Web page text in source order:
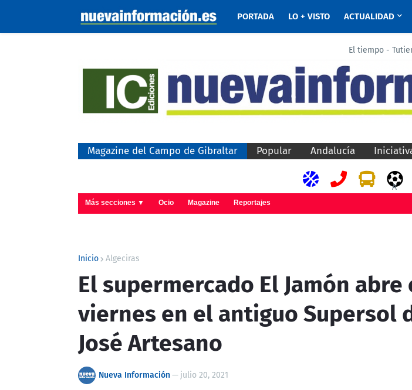
PORTADA LO + VISTO ACTUALIDAD
El tiempo -
Magazine del Campo de Gibraltar Popular Andalucía
A
Más secciones ▼ Ocio Magazine Reportajes
Inicio Algeciras
El supermercado El Jamón abre
viernes en el antiguo Supersol
José Artesano
Nueva Información— julio 20, 2021